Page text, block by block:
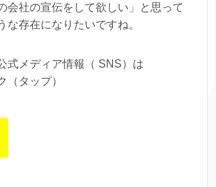
会社の宣伝をして欲しい」と思って
な存在になりたいですね。
式メディア情報（ SNS）は
（タップ）